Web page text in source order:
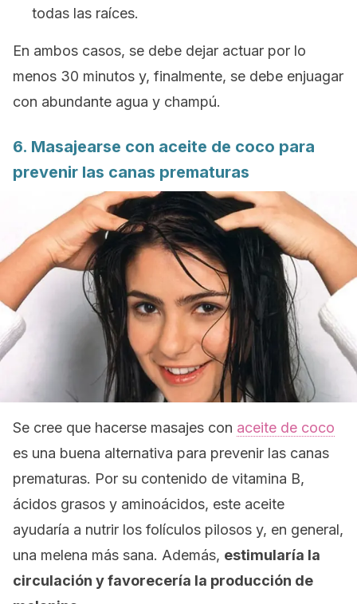
todas las raíces.
En ambos casos, se debe dejar actuar por lo
menos 30 minutos y, finalmente, se debe enjuagar
con abundante agua y champú.
6. Masajearse con aceite de coco para
prevenir las canas prematuras
Se cree que hacerse masajes con aceite de coco
es una buena alternativa para prevenir las canas
prematuras. Por su contenido de vitamina B,
ácidos grasos y aminoácidos, este aceite
ayudaría a nutrir los folículos pilosos y, en general,
una melena más sana. Además, estimularía la
circulación y favorecería la producción de